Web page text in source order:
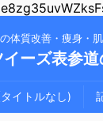
体質改善・痩身・
ーズ表参
イトルなし)